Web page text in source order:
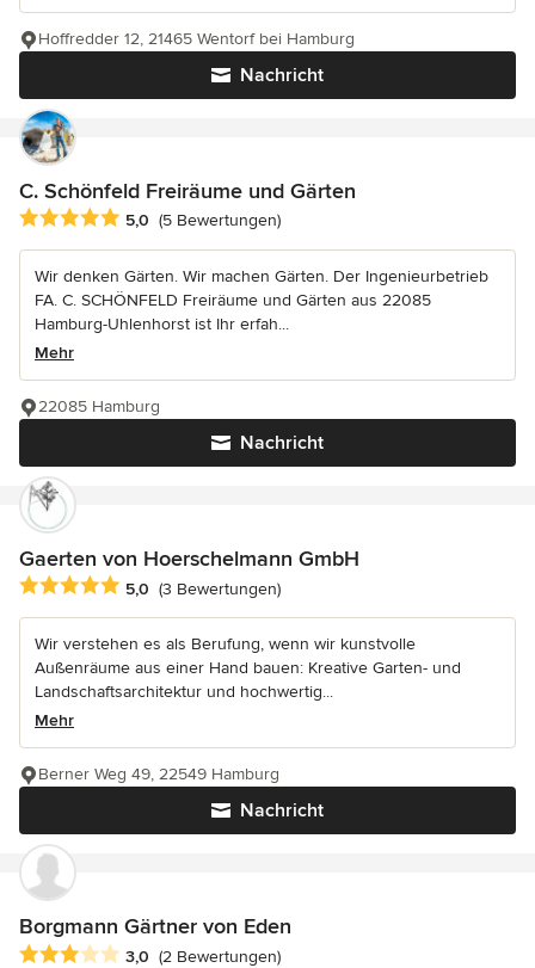
Nachricht
Hoffredder 12, 21465 Wentorf bei Hamburg
C. Schönfeld Freiräume und Gärten
Durchschnittliche Bewertung: 5 von 5 Sternen
5,0 (5 Bewertungen)
Wir denken Gärten. Wir machen Gärten. Der Ingenieurbetrieb
FA. C. SCHÖNFELD Freiräume und Gärten aus 22085
Hamburg-Uhlenhorst ist Ihr erfah...
Mehr
Nachricht
22085 Hamburg
Gaerten von Hoerschelmann GmbH
Durchschnittliche Bewertung: 5 von 5 Sternen
5,0 (3 Bewertungen)
Wir verstehen es als Berufung, wenn wir kunstvolle
Außenräume aus einer Hand bauen: Kreative Garten- und
Landschaftsarchitektur und hochwertig...
Mehr
Nachricht
Berner Weg 49, 22549 Hamburg
Borgmann Gärtner von Eden
Durchschnittliche Bewertung: 3 von 5 Sternen
3,0 (2 Bewertungen)